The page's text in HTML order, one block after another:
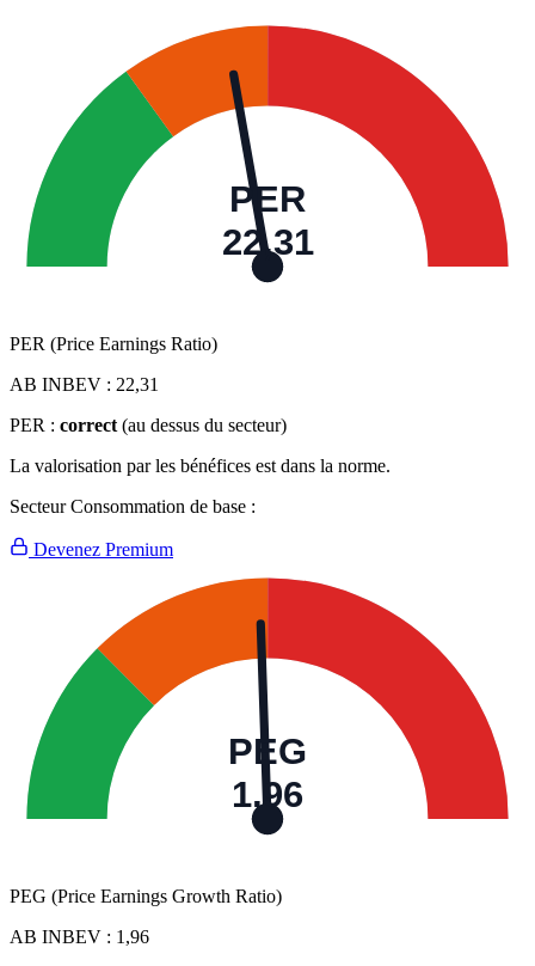
PER
22,31
PER (Price Earnings Ratio)
AB INBEV : 22,31
PER : correct (au dessus du secteur)
La valorisation par les bénéfices est dans la norme.
Secteur Consommation de base :
Devenez Premium
PEG
1,96
PEG (Price Earnings Growth Ratio)
AB INBEV : 1,96